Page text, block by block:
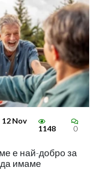
12 Nov
1148 0
е най-добро за
да имаме